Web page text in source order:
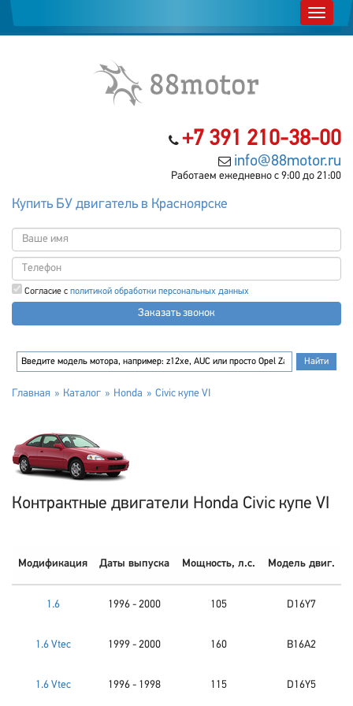
+7 391 210-38-00
info@88motor.ru
Работаем ежедневно с 9:00 до 21:00
Купить БУ двигатель в Красноярске
Согласие с политикой обработки персональных данных
Заказать звонок
Главная Каталог Honda Civic купе VI
Контрактные двигатели Honda Civic купе VI
Модификация Даты выпуска Мощность, л.с. Модель двиг.
1.6 1996 - 2000 105 D16Y7
1.6 Vtec 1999 - 2000 160 B16A2
1.6 Vtec 1996 - 1998 115 D16Y5